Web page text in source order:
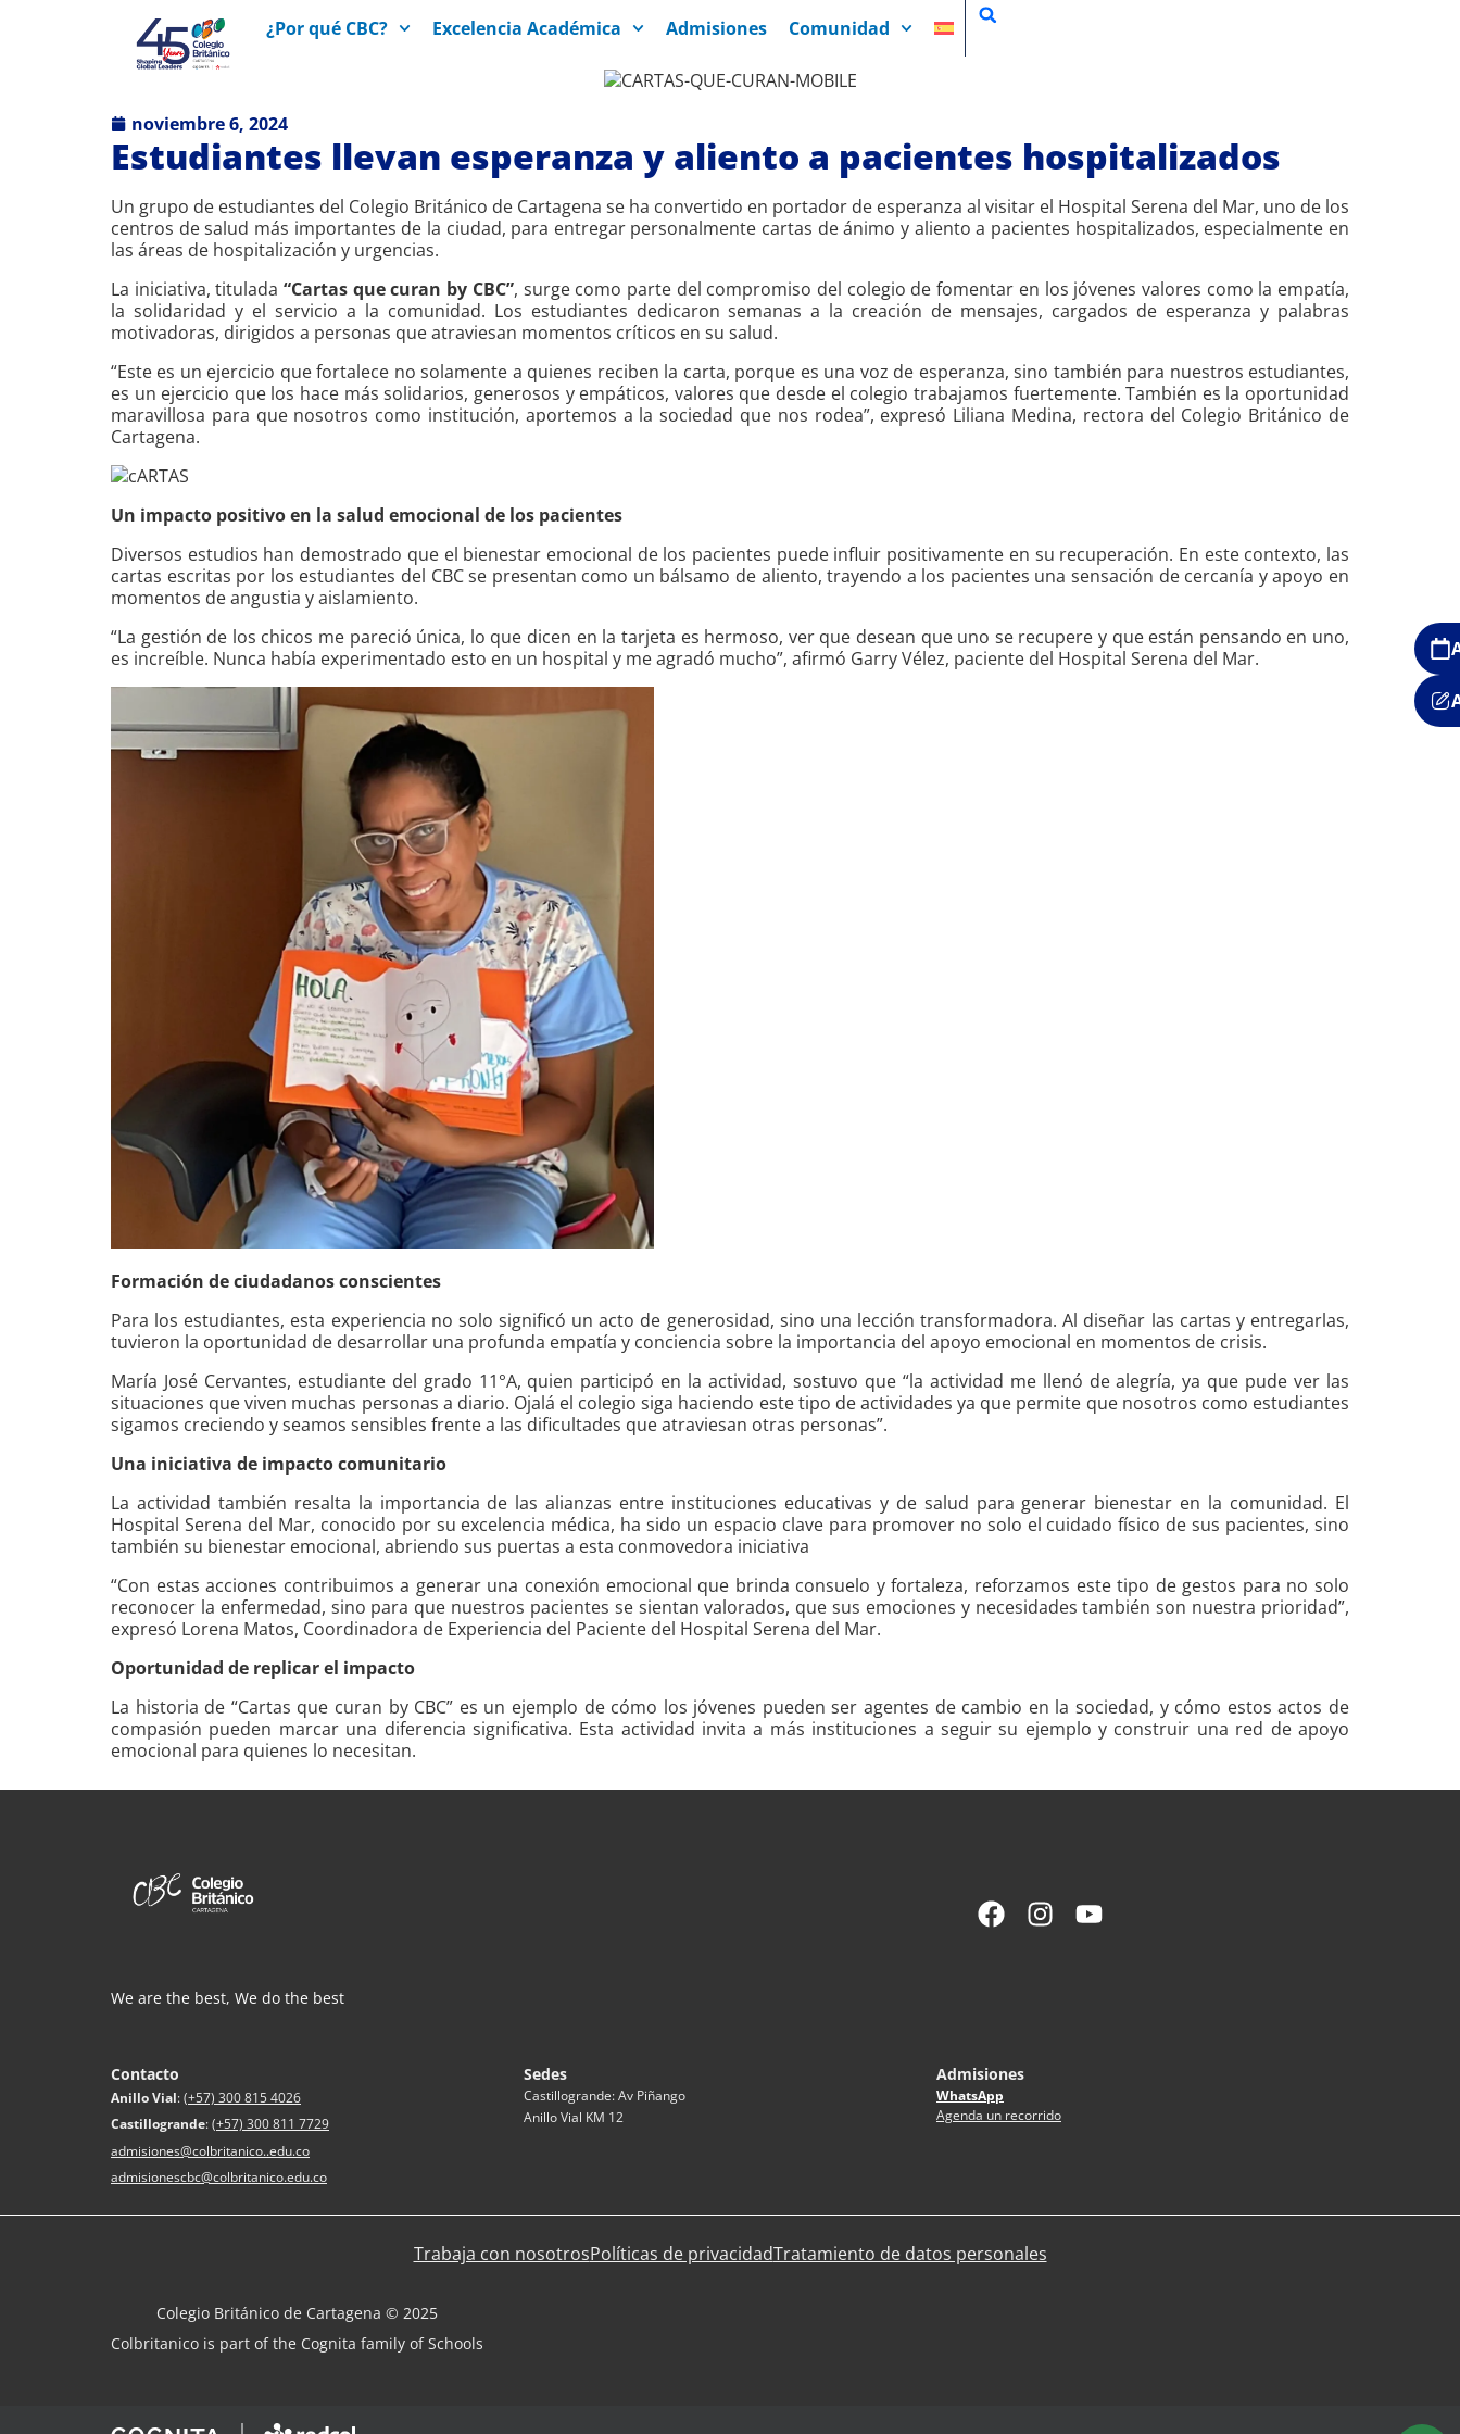
¿Por qué CBC? Excelencia Académica Admisiones Comunidad
noviembre 6, 2024
Estudiantes llevan esperanza y aliento a pacientes hospitalizados
Un grupo de estudiantes del Colegio Británico de Cartagena se ha convertido en portador de esperanza al visitar el Hospital Serena del Mar, uno de los
centros de salud más importantes de la ciudad, para entregar personalmente cartas de ánimo y aliento a pacientes hospitalizados, especialmente en
las áreas de hospitalización y urgencias.
La iniciativa, titulada“Cartas que curan by CBC”, surge como parte del compromiso del colegio de fomentar en los jóvenes valores como la empatía,
la solidaridad y el servicio a la comunidad. Los estudiantes dedicaron semanas a la creación de mensajes, cargados de esperanza y palabras
motivadoras, dirigidos a personas que atraviesan momentos críticos en su salud.
“Este es un ejercicio que fortalece no solamente a quienes reciben la carta, porque es una voz de esperanza, sino también para nuestros estudiantes,
es un ejercicio que los hace más solidarios, generosos y empáticos, valores que desde el colegio trabajamos fuertemente. También es la oportunidad
maravillosa para que nosotros como institución, aportemos a la sociedad que nos rodea”, expresó Liliana Medina, rectora del Colegio Británico de
Cartagena.
Un impacto positivo en la salud emocional de los pacientes
Diversos estudios han demostrado que el bienestar emocional de los pacientes puede influir positivamente en su recuperación. En este contexto, las
cartas escritas por los estudiantes del CBC se presentan como un bálsamo de aliento, trayendo a los pacientes una sensación de cercanía y apoyo en
momentos de angustia y aislamiento.
“La gestión de los chicos me pareció única, lo que dicen en la tarjeta es hermoso, ver que desean que uno se recupere y que están pensando en uno,
es increíble. Nunca había experimentado esto en un hospital y me agradó mucho”, afirmó Garry Vélez, paciente del Hospital Serena del Mar.
Formación de ciudadanos conscientes
Para los estudiantes, esta experiencia no solo significó un acto de generosidad, sino una lección transformadora. Al diseñar las cartas y entregarlas,
tuvieron la oportunidad de desarrollar una profunda empatía y conciencia sobre la importancia del apoyo emocional en momentos de crisis.
María José Cervantes, estudiante del grado 11°A, quien participó en la actividad, sostuvo que “la actividad me llenó de alegría, ya que pude ver las
situaciones que viven muchas personas a diario. Ojalá el colegio siga haciendo este tipo de actividades ya que permite que nosotros como estudiantes
sigamos creciendo y seamos sensibles frente a las dificultades que atraviesan otras personas”.
Una iniciativa de impacto comunitario
La actividad también resalta la importancia de las alianzas entre instituciones educativas y de salud para generar bienestar en la comunidad. El
Hospital Serena del Mar, conocido por su excelencia médica, ha sido un espacio clave para promover no solo el cuidado físico de sus pacientes, sino
también su bienestar emocional, abriendo sus puertas a esta conmovedora iniciativa
“Con estas acciones contribuimos a generar una conexión emocional que brinda consuelo y fortaleza, reforzamos este tipo de gestos para no solo
reconocer la enfermedad, sino para que nuestros pacientes se sientan valorados, que sus emociones y necesidades también son nuestra prioridad”,
expresó Lorena Matos, Coordinadora de Experiencia del Paciente del Hospital Serena del Mar.
Oportunidad de replicar el impacto
La historia de “Cartas que curan by CBC” es un ejemplo de cómo los jóvenes pueden ser agentes de cambio en la sociedad, y cómo estos actos de
compasión pueden marcar una diferencia significativa. Esta actividad invita a más instituciones a seguir su ejemplo y construir una red de apoyo
emocional para quienes lo necesitan.
We are the best, We do the best
Contacto
Anillo Vial:(+57) 300 815 4026
Castillogrande:(+57) 300 811 7729
admisiones@colbritanico..edu.co
admisionescbc@colbritanico.edu.co
Sedes
Castillogrande: Av Piñango
Anillo Vial KM 12
Admisiones
WhatsApp
Agenda un recorrido
Trabaja con nosotrosPolíticas de privacidadTratamiento de datos personales
Colegio Británico de Cartagena © 2025
Colbritanico is part of the Cognita family of Schools